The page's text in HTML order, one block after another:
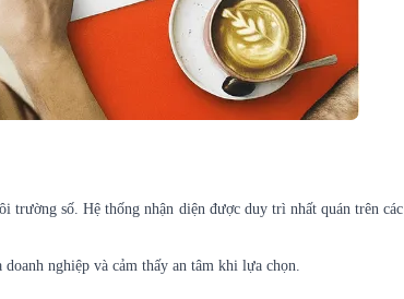
trường số. Hệ thống nhận diện được duy trì nhất quán trên các
nghiệp và cảm thấy an tâm khi lựa chọn.